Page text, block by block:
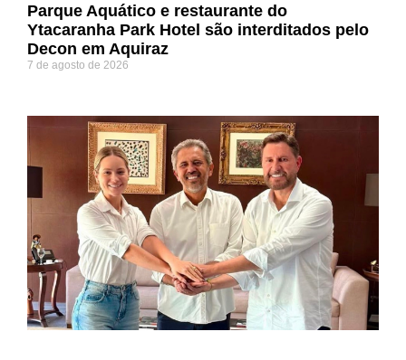
Parque Aquático e restaurante do
Ytacaranha Park Hotel são interditados pelo
Decon em Aquiraz
7 de agosto de 2026